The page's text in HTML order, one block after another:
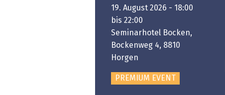
19. August 2026 - 18:00
bis 22:00
Seminarhotel Bocken,
Bockenweg 4, 8810
Horgen
PREMIUM EVENT